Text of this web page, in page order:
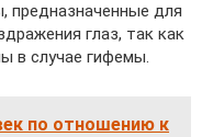
предназначенные для
глаз, так как
в случае гифемы.
по отношению к